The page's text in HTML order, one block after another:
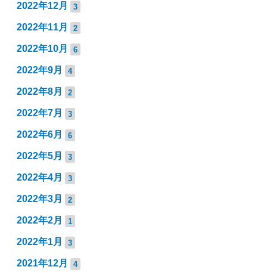
2022年12月 3
2022年11月 2
2022年10月 6
2022年9月 4
2022年8月 2
2022年7月 3
2022年6月 6
2022年5月 3
2022年4月 3
2022年3月 2
2022年2月 1
2022年1月 3
2021年12月 4